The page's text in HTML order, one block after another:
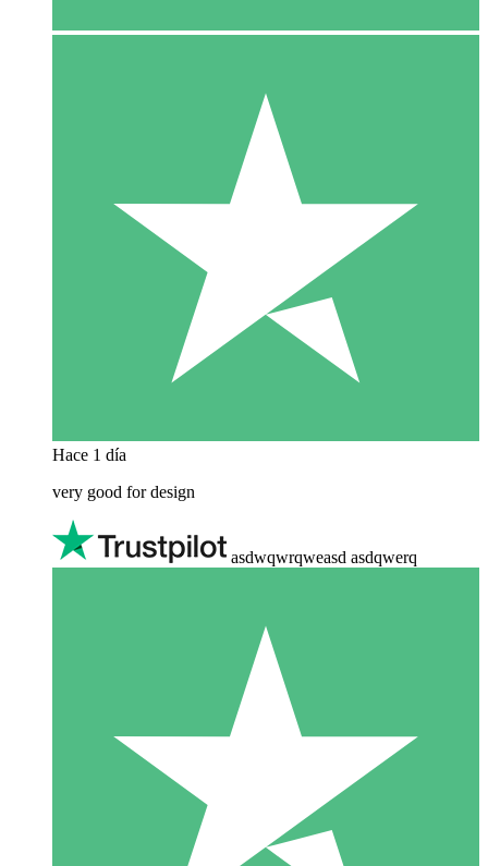
Hace 1 día
very good for design
asdwqwrqweasd asdqwerq